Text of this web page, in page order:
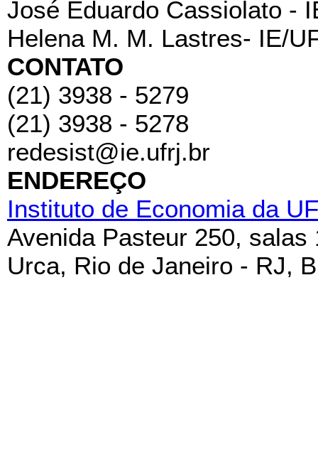
José Eduardo Cassiolato -
Helena M. M. Lastres- IE/
CONTATO
(21) 3938 - 5279
(21) 3938 - 5278
redesist@ie.ufrj.br
ENDEREÇO
Instituto de Economia da
Avenida Pasteur 250, salas
Urca, Rio de Janeiro - RJ,